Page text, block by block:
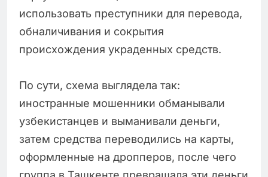
использовать преступники для перевода,
обналичивания и сокрытия
происхождения украденных средств.
По сути, схема выглядела так:
иностранные мошенники обманывали
узбекистанцев и выманивали деньги,
затем средства переводились на карты,
оформленные на дропперов, после чего